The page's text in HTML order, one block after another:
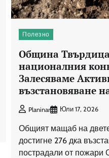
Полезно
Община Твърдица
националния
Залесяваме
възстановяване
Planinar Юли 17, 2026
Общият мащаб на
достигне 276 дка
пострадали от пожари